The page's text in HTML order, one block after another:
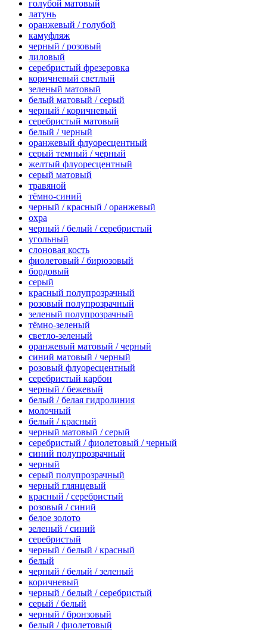
голубой матовый
латунь
оранжевый / голубой
камуфляж
черный / розовый
лиловый
серебристый фрезеровка
коричневый светлый
зеленый матовый
белый матовый / серый
черный / коричневый
серебристый матовый
белый / черный
оранжевый флуоресцентный
серый темный / черный
желтый флуоресцентный
серый матовый
травяной
тёмно-синий
черный / красный / оранжевый
охра
черный / белый / серебристый
угольный
слоновая кость
фиолетовый / бирюзовый
бордовый
серый
красный полупрозрачный
розовый полупрозрачный
зеленый полупрозрачный
тёмно-зеленый
светло-зеленый
оранжевый матовый / черный
синий матовый / черный
розовый флуоресцентный
серебристый карбон
черный / бежевый
белый / белая гидролиния
молочный
белый / красный
черный матовый / серый
серебристый / фиолетовый / черный
синий полупрозрачный
черный
серый полупрозрачный
черный глянцевый
красный / серебристый
розовый / синий
белое золото
зеленый / синий
серебристый
черный / белый / красный
белый
черный / белый / зеленый
коричневый
черный / белый / серебристый
серый / белый
черный / бронзовый
белый / фиолетовый